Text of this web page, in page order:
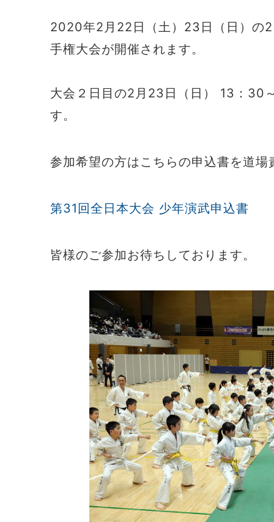
2020年2⽉22⽇（⼟）23⽇（⽇）の
⼿権⼤会が開催されます。
大会２日目の2⽉23⽇（⽇） 13：30
す。
参加希望の方はこちらの申込書を道
第31回全日本大会 少年演武申込書
皆様のご参加お待ちしております。